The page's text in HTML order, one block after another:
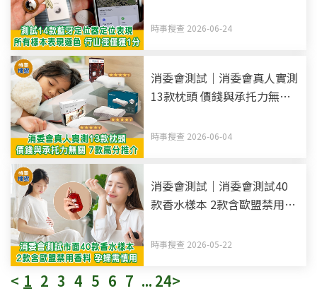
時事搜查 2026-06-24
消委會測試｜消委會真人實測
13款枕頭 價錢與承托力無關
時事搜查 2026-06-04
消委會測試｜消委會測試40
款香水樣本 2款含歐盟禁用香
時事搜查 2026-05-22
< 1 2 3 4 5 6 7 ... 24>